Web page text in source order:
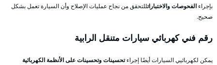
بإجراء الفحوصات والاختباراتللتحقق من نجاح عمليات الإصلاح وأن السيارة تعمل بشكل
صحيح.
رقم فني كهربائي سيارات متنقل الرابية
يمكن لكهربائيي السيارات أيضًا إجراءتحسينات وتحسينات على الأنظمة الكهربائية